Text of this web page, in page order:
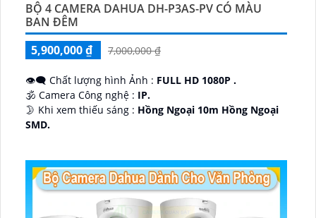
BỘ 4 CAMERA DAHUA DH-P3AS-PV CÓ MÀU
BAN ĐÊM
5,900,000 ₫
7,000,000 ₫
👁️‍🗨 Chất lượng hình Ảnh : FULL HD 1080P .
🕉️ Camera Công nghệ : IP.
🌛 Khi xem thiếu sáng : Hồng Ngoại 10m Hồng Ngoại
SMD.